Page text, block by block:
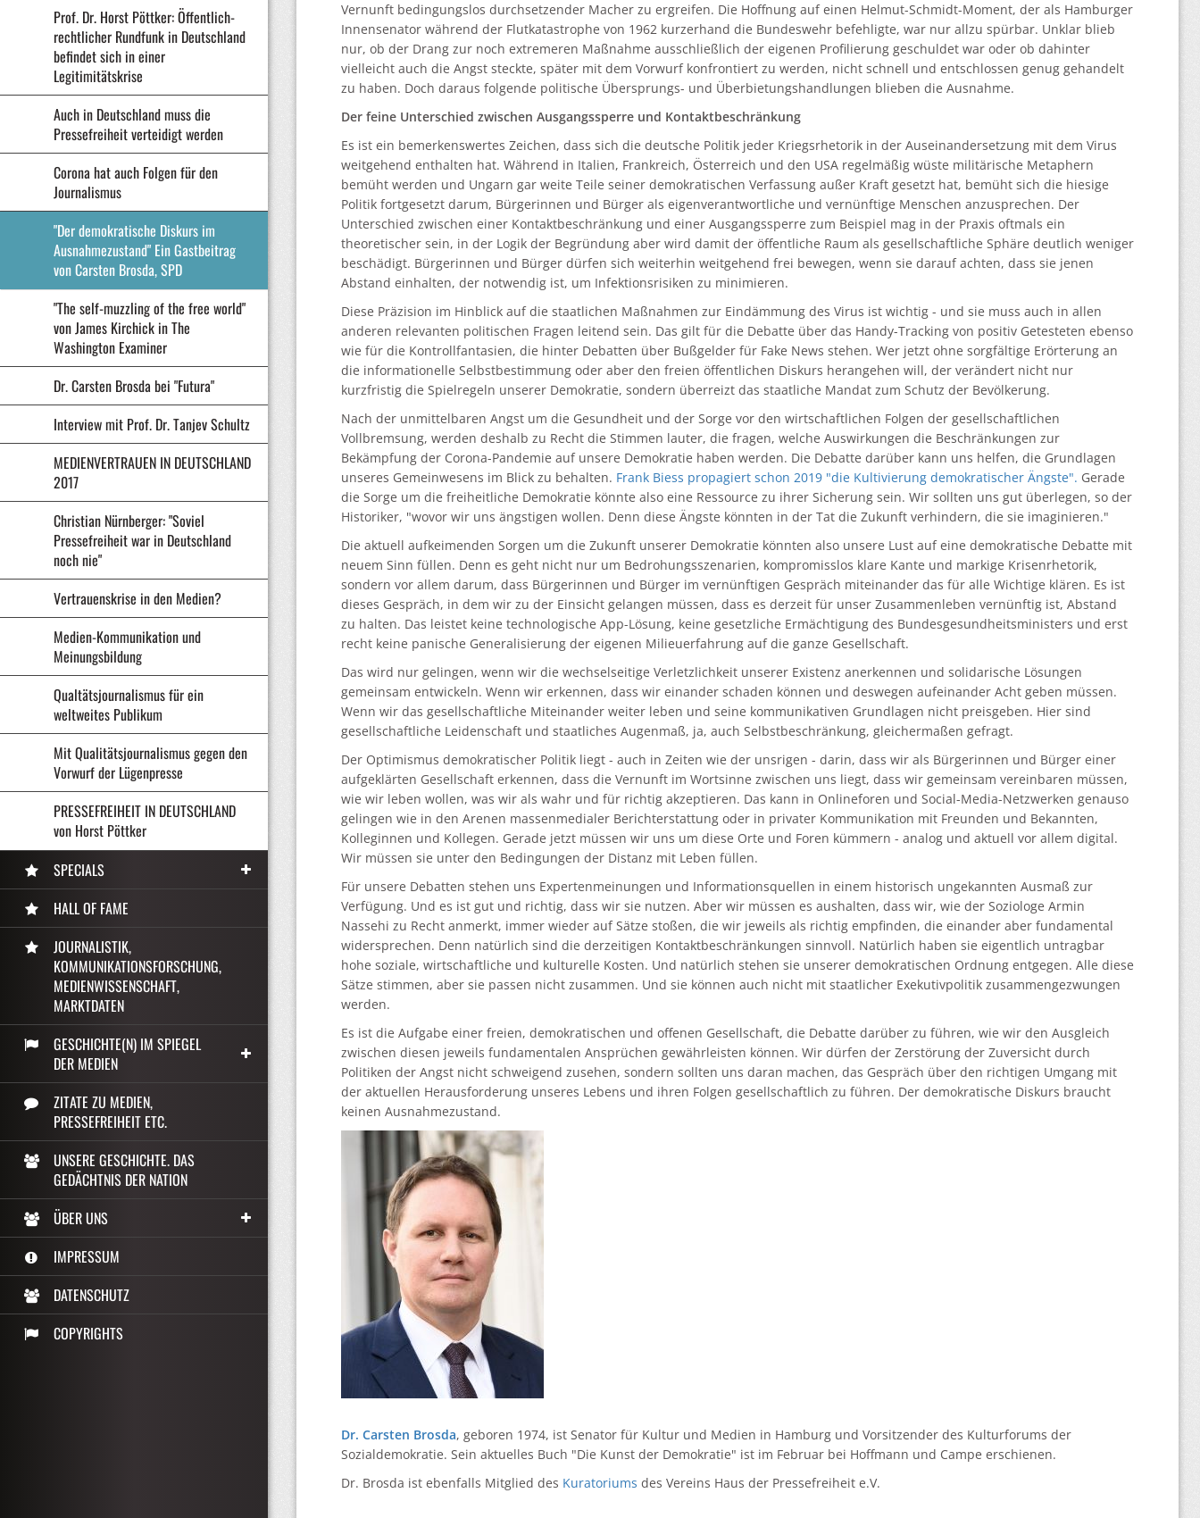
Prof. Dr. Horst Pöttker: Öffentlich-
rechtlicher Rundfunk in Deutschland
befindet sich in einer
Legitimitätskrise
Auch in Deutschland muss die
Pressefreiheit verteidigt werden
Corona hat auch Folgen für den
Journalismus
"Der demokratische Diskurs im
Ausnahmezustand" Ein Gastbeitrag
von Carsten Brosda, SPD
"The self-muzzling of the free world"
von James Kirchick in The
Washington Examiner
Dr. Carsten Brosda bei "Futura"
Interview mit Prof. Dr. Tanjev Schultz
MEDIENVERTRAUEN IN DEUTSCHLAND
2017
Christian Nürnberger: "Soviel
Pressefreiheit war in Deutschland
noch nie"
Vertrauenskrise in den Medien?
Medien-Kommunikation und
Meinungsbildung
Qualtätsjournalismus für ein
weltweites Publikum
Mit Qualitätsjournalismus gegen den
Vorwurf der Lügenpresse
PRESSEFREIHEIT IN DEUTSCHLAND
von Horst Pöttker
SPECIALS
HALL OF FAME
JOURNALISTIK,
KOMMUNIKATIONSFORSCHUNG,
MEDIENWISSENSCHAFT,
MARKTDATEN
GESCHICHTE(N) IM SPIEGEL
DER MEDIEN
ZITATE ZU MEDIEN,
PRESSEFREIHEIT ETC.
UNSERE GESCHICHTE. DAS
GEDÄCHTNIS DER NATION
ÜBER UNS
IMPRESSUM
DATENSCHUTZ
COPYRIGHTS
Vernunft bedingungslos durchsetzender Macher zu ergreifen. Die Hoffnung auf einen Helmut-Schmidt-Moment, der als Hamburger
Innensenator während der Flutkatastrophe von 1962 kurzerhand die Bundeswehr befehligte, war nur allzu spürbar. Unklar blieb
nur, ob der Drang zur noch extremeren Maßnahme ausschließlich der eigenen Profilierung geschuldet war oder ob dahinter
vielleicht auch die Angst steckte, später mit dem Vorwurf konfrontiert zu werden, nicht schnell und entschlossen genug gehandelt
zu haben. Doch daraus folgende politische Übersprungs- und Überbietungshandlungen blieben die Ausnahme.
Der feine Unterschied zwischen Ausgangssperre und Kontaktbeschränkung
Es ist ein bemerkenswertes Zeichen, dass sich die deutsche Politik jeder Kriegsrhetorik in der Auseinandersetzung mit dem Virus
weitgehend enthalten hat. Während in Italien, Frankreich, Österreich und den USA regelmäßig wüste militärische Metaphern
bemüht werden und Ungarn gar weite Teile seiner demokratischen Verfassung außer Kraft gesetzt hat, bemüht sich die hiesige
Politik fortgesetzt darum, Bürgerinnen und Bürger als eigenverantwortliche und vernünftige Menschen anzusprechen. Der
Unterschied zwischen einer Kontaktbeschränkung und einer Ausgangssperre zum Beispiel mag in der Praxis oftmals ein
theoretischer sein, in der Logik der Begründung aber wird damit der öffentliche Raum als gesellschaftliche Sphäre deutlich weniger
beschädigt. Bürgerinnen und Bürger dürfen sich weiterhin weitgehend frei bewegen, wenn sie darauf achten, dass sie jenen
Abstand einhalten, der notwendig ist, um Infektionsrisiken zu minimieren.
Diese Präzision im Hinblick auf die staatlichen Maßnahmen zur Eindämmung des Virus ist wichtig - und sie muss auch in allen
anderen relevanten politischen Fragen leitend sein. Das gilt für die Debatte über das Handy-Tracking von positiv Getesteten ebenso
wie für die Kontrollfantasien, die hinter Debatten über Bußgelder für Fake News stehen. Wer jetzt ohne sorgfältige Erörterung an
die informationelle Selbstbestimmung oder aber den freien öffentlichen Diskurs herangehen will, der verändert nicht nur
kurzfristig die Spielregeln unserer Demokratie, sondern überreizt das staatliche Mandat zum Schutz der Bevölkerung.
Nach der unmittelbaren Angst um die Gesundheit und der Sorge vor den wirtschaftlichen Folgen der gesellschaftlichen
Vollbremsung, werden deshalb zu Recht die Stimmen lauter, die fragen, welche Auswirkungen die Beschränkungen zur
Bekämpfung der Corona-Pandemie auf unsere Demokratie haben werden. Die Debatte darüber kann uns helfen, die Grundlagen
unseres Gemeinwesens im Blick zu behalten. Frank Biess propagiert schon 2019 "die Kultivierung demokratischer Ängste". Gerade
die Sorge um die freiheitliche Demokratie könnte also eine Ressource zu ihrer Sicherung sein. Wir sollten uns gut überlegen, so der
Historiker, "wovor wir uns ängstigen wollen. Denn diese Ängste könnten in der Tat die Zukunft verhindern, die sie imaginieren."
Die aktuell aufkeimenden Sorgen um die Zukunft unserer Demokratie könnten also unsere Lust auf eine demokratische Debatte mit
neuem Sinn füllen. Denn es geht nicht nur um Bedrohungsszenarien, kompromisslos klare Kante und markige Krisenrhetorik,
sondern vor allem darum, dass Bürgerinnen und Bürger im vernünftigen Gespräch miteinander das für alle Wichtige klären. Es ist
dieses Gespräch, in dem wir zu der Einsicht gelangen müssen, dass es derzeit für unser Zusammenleben vernünftig ist, Abstand
zu halten. Das leistet keine technologische App-Lösung, keine gesetzliche Ermächtigung des Bundesgesundheitsministers und erst
recht keine panische Generalisierung der eigenen Milieuerfahrung auf die ganze Gesellschaft.
Das wird nur gelingen, wenn wir die wechselseitige Verletzlichkeit unserer Existenz anerkennen und solidarische Lösungen
gemeinsam entwickeln. Wenn wir erkennen, dass wir einander schaden können und deswegen aufeinander Acht geben müssen.
Wenn wir das gesellschaftliche Miteinander weiter leben und seine kommunikativen Grundlagen nicht preisgeben. Hier sind
gesellschaftliche Leidenschaft und staatliches Augenmaß, ja, auch Selbstbeschränkung, gleichermaßen gefragt.
Der Optimismus demokratischer Politik liegt - auch in Zeiten wie der unsrigen - darin, dass wir als Bürgerinnen und Bürger einer
aufgeklärten Gesellschaft erkennen, dass die Vernunft im Wortsinne zwischen uns liegt, dass wir gemeinsam vereinbaren müssen,
wie wir leben wollen, was wir als wahr und für richtig akzeptieren. Das kann in Onlineforen und Social-Media-Netzwerken genauso
gelingen wie in den Arenen massenmedialer Berichterstattung oder in privater Kommunikation mit Freunden und Bekannten,
Kolleginnen und Kollegen. Gerade jetzt müssen wir uns um diese Orte und Foren kümmern - analog und aktuell vor allem digital.
Wir müssen sie unter den Bedingungen der Distanz mit Leben füllen.
Für unsere Debatten stehen uns Expertenmeinungen und Informationsquellen in einem historisch ungekannten Ausmaß zur
Verfügung. Und es ist gut und richtig, dass wir sie nutzen. Aber wir müssen es aushalten, dass wir, wie der Soziologe Armin
Nassehi zu Recht anmerkt, immer wieder auf Sätze stoßen, die wir jeweils als richtig empfinden, die einander aber fundamental
widersprechen. Denn natürlich sind die derzeitigen Kontaktbeschränkungen sinnvoll. Natürlich haben sie eigentlich untragbar
hohe soziale, wirtschaftliche und kulturelle Kosten. Und natürlich stehen sie unserer demokratischen Ordnung entgegen. Alle diese
Sätze stimmen, aber sie passen nicht zusammen. Und sie können auch nicht mit staatlicher Exekutivpolitik zusammengezwungen
werden.
Es ist die Aufgabe einer freien, demokratischen und offenen Gesellschaft, die Debatte darüber zu führen, wie wir den Ausgleich
zwischen diesen jeweils fundamentalen Ansprüchen gewährleisten können. Wir dürfen der Zerstörung der Zuversicht durch
Politiken der Angst nicht schweigend zusehen, sondern sollten uns daran machen, das Gespräch über den richtigen Umgang mit
der aktuellen Herausforderung unseres Lebens und ihren Folgen gesellschaftlich zu führen. Der demokratische Diskurs braucht
keinen Ausnahmezustand.
Dr. Carsten Brosda, geboren 1974, ist Senator für Kultur und Medien in Hamburg und Vorsitzender des Kulturforums der
Sozialdemokratie. Sein aktuelles Buch "Die Kunst der Demokratie" ist im Februar bei Hoffmann und Campe erschienen.
Dr. Brosda ist ebenfalls Mitglied des Kuratoriums des Vereins Haus der Pressefreiheit e.V.